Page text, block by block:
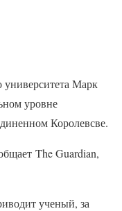
Марк
уровне
Королевсве.
The Guardian,
ученый, за